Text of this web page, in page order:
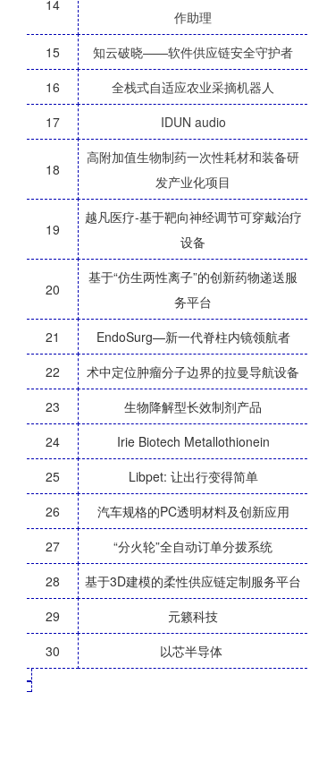
14
作助理
15
知云破晓——软件供应链安全守护者
16
全栈式自适应农业采摘机器人
17
IDUN audio
18
高附加值生物制药一次性耗材和装备研
发产业化项目
19
越凡医疗-基于靶向神经调节可穿戴治疗
设备
20
基于“仿生两性离子”的创新药物递送服
务平台
21
EndoSurg—新一代脊柱内镜领航者
22
术中定位肿瘤分子边界的拉曼导航设备
23
生物降解型长效制剂产品
24
Irie Biotech Metallothionein
25
Libpet: 让出行变得简单
26
汽车规格的PC透明材料及创新应用
27
“分火轮”全自动订单分拨系统
28
基于3D建模的柔性供应链定制服务平台
29
元籁科技
30
以芯半导体
_